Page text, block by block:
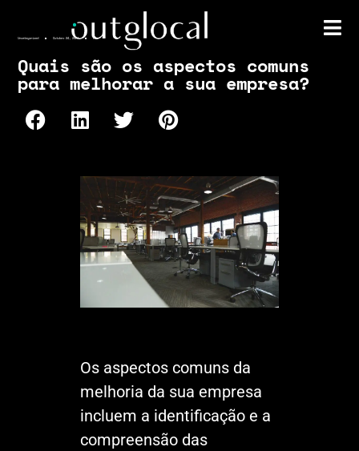
Uncategorized Outubro 24, 2023 Lee
Quais são os aspectos comuns
para melhorar a sua empresa?
Os aspectos comuns da
melhoria da sua empresa
incluem a identificação e a
compreensão das